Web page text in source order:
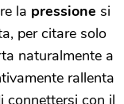
la pressione si
per citare solo
naturalmente a
rallenta